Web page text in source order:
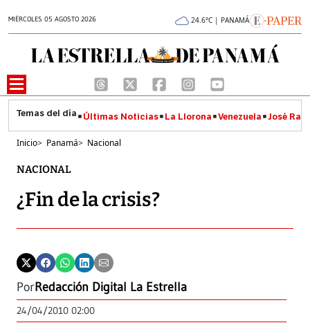
MIÉRCOLES 05 AGOSTO 2026 24.6°C | PANAMÁ
Últimas Noticias La Llorona Venezuela José
Inicio> Panamá> Nacional
NACIONAL
¿Fin de la crisis?
PorRedacción Digital La Estrella
24/04/2010 02:00